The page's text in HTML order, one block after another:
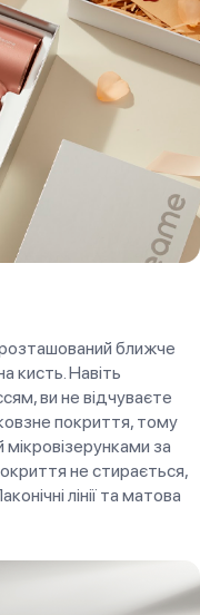
ближче
кисть. Навіть
ви не відчуваєте
покриття, тому
за
не стирається,
лінії та матова